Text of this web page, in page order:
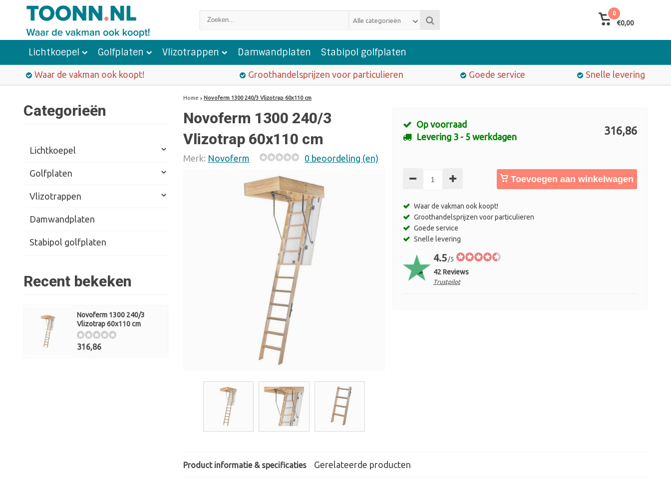
Alle categorieën
0
€0,00
Lichtkoepel Golfplaten Vlizotrappen Damwandplaten Stabipol golfplaten
Waar de vakman ook koopt! Groothandelsprijzen voor particulieren Goede service Snelle levering
Categorieën
Lichtkoepel
Golfplaten
Vlizotrappen
Damwandplaten
Stabipol golfplaten
Recent bekeken
Novoferm 1300 240/3
Vlizotrap 60x110 cm
316,86
Home Novoferm 1300 240/3 Vlizotrap 60x110 cm
Novoferm 1300 240/3
Vlizotrap 60x110 cm
Merk: Novoferm 0 beoordeling (en)
Op voorraad
Levering 3 - 5 werkdagen
316,86
Toevoegen aan winkelwagen
Waar de vakman ook koopt!
Groothandelsprijzen voor particulieren
Goede service
Snelle levering
4.5 /5
42 Reviews
Trustpilot
Product informatie & specificaties Gerelateerde producten